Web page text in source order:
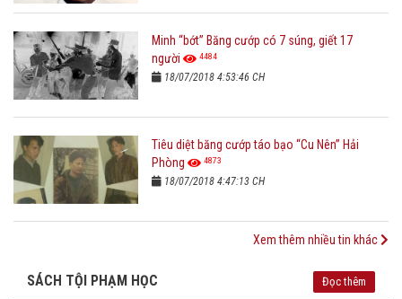
Minh “bớt” Băng cướp có 7 súng, giết 17
người
4484
18/07/2018 4:53:46 CH
Tiêu diệt băng cướp táo bạo “Cu Nên” Hải
Phòng
4873
18/07/2018 4:47:13 CH
Xem thêm nhiều tin khác
SÁCH TỘI PHẠM HỌC Đọc thêm